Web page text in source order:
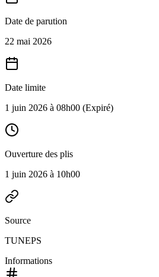
Date de parution
22 mai 2026
Date limite
1 juin 2026 à 08h00 (Expiré)
Ouverture des plis
1 juin 2026 à 10h00
Source
TUNEPS
Informations